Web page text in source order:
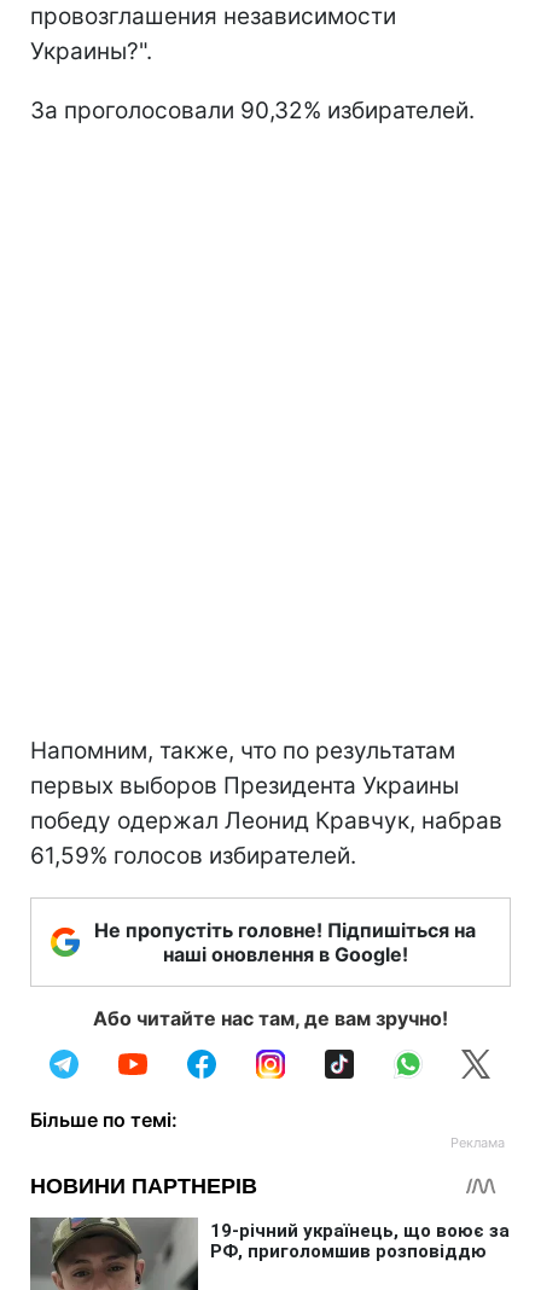
провозглашения независимости
Украины?".
За проголосовали 90,32% избирателей.
Напомним, также, что по результатам
первых выборов Президента Украины
победу одержал Леонид Кравчук, набрав
61,59% голосов избирателей.
Не пропустіть головне! Підпишіться на
наші оновлення в Google!
Або читайте нас там, де вам зручно!
Більше по темі: